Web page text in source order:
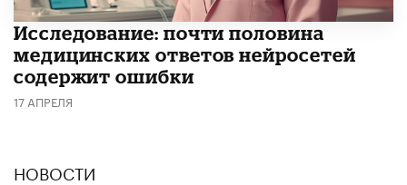
Исследование: почти половина
медицинских ответов нейросетей
содержит ошибки
17 АПРЕЛЯ
НОВОСТИ